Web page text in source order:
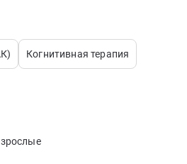
Когнитивная терапия